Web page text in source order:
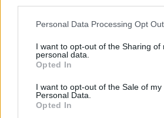
Please note that this website/app uses
not limited to your visit or usage
grant or deny consent to Google and
use your data for below specified
consent section.
Personal Data Processing Opt
I want to opt-out of the Sharing of
personal data.
Opted In
I want to opt-out of the Sale of my
Personal Data.
Opted In
Ριτσώνας το «ύστατο
σύνδεσμο του
Ψάθα
«Αφιέρωσε τη ζωή της
ανθρώπους που είχαν
δήλωση της οικογένειας
Λίζα που βρέθηκε νεκρή
Η Αγγελική Ηλιάδη